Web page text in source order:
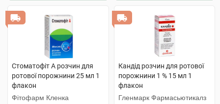
Стоматофіт А розчин для
ротової порожнини 25 мл 1
флакон
Фітофарм Кленка
Кандід розчин для ротової
порожнини 1 % 15 мл 1
флакон
Гленмарк Фармасьютикалз